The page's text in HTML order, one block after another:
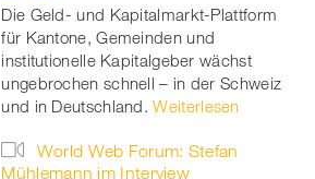
Die Geld- und Kapitalmarkt-Plattform
für Kantone, Gemeinden und
institutionelle Kapitalgeber wächst
ungebrochen schnell – in der Schweiz
und in Deutschland. Weiterlesen
World Web Forum: Stefan
Mühlemann im Interview